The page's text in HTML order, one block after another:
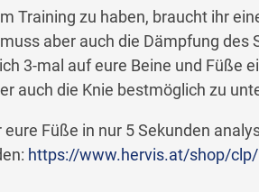
Training zu haben, braucht ihr
aber auch die Dämpfung des
3-mal auf eure Beine und Füße
auch die Knie bestmöglich zu
Füße in nur 5 Sekunden
https://www.hervis.at/shop/